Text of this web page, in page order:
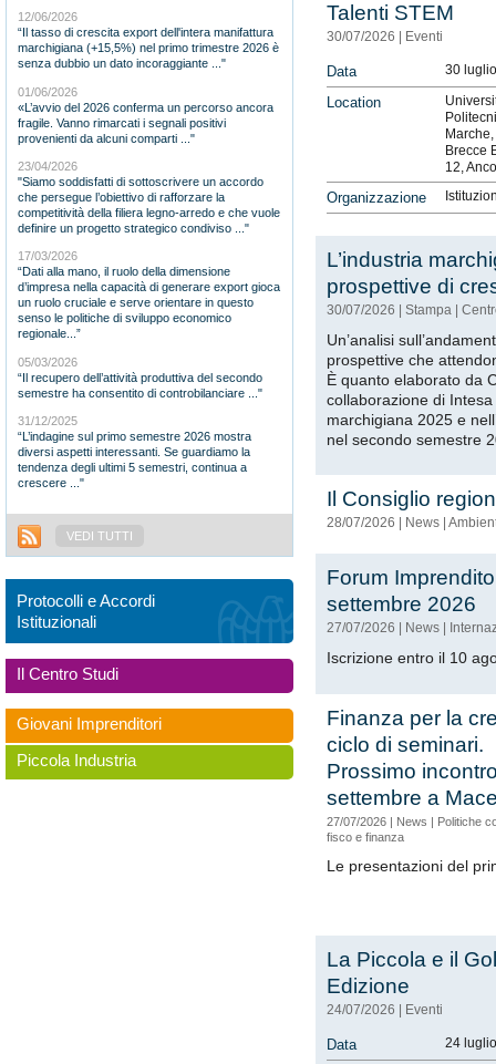
Talenti STEM
30/07/2026 Eventi
Data 30
Location
Brecce
12,
Organizzazione
L’industria
prospettive di
30/07/2026 Stampa
Un’analisi
prospettive che
È quanto elaborato da
collaborazione di
marchigiana 2025 e
nel secondo semestre
Il Consiglio
28/07/2026 News
Forum
settembre 2026
27/07/2026 News
Iscrizione entro il 10
Finanza per la
ciclo di seminari.
Prossimo
settembre a
27/07/2026 | News | Politiche
fisco e finanza
Le presentazioni del
La Piccola e il
Edizione
24/07/2026 | Eventi
Data 24
12/06/2026
“Il tasso di crescita export dell'intera manifattura
marchigiana (+15,5%) nel primo trimestre 2026 è
senza dubbio un dato incoraggiante ..."
01/06/2026
«L’avvio del 2026 conferma un percorso ancora
fragile. Vanno rimarcati i segnali positivi
provenienti da alcuni comparti ..."
23/04/2026
"Siamo soddisfatti di sottoscrivere un accordo
che persegue l’obiettivo di rafforzare la
competitività della filiera legno-arredo e che vuole
definire un progetto strategico condiviso ..."
17/03/2026
“Dati alla mano, il ruolo della dimensione
d’impresa nella capacità di generare export gioca
un ruolo cruciale e serve orientare in questo
senso le politiche di sviluppo economico
regionale...”
05/03/2026
“Il recupero dell’attività produttiva del secondo
semestre ha consentito di controbilanciare ..."
31/12/2025
“L’indagine sul primo semestre 2026 mostra
diversi aspetti interessanti. Se guardiamo la
tendenza degli ultimi 5 semestri, continua a
crescere ..."
Feed
VEDI TUTTI
Protocolli e Accordi
Istituzionali
Il Centro Studi
Giovani Imprenditori
Piccola Industria